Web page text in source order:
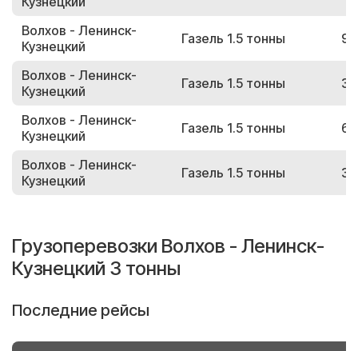
Волхов - Ленинск-
Кузнецкий
Газель 1.5 тонны
Волхов - Ленинск-
Кузнецкий
Газель 1.5 тонны
Волхов - Ленинск-
Кузнецкий
Газель 1.5 тонны
Волхов - Ленинск-
Кузнецкий
Газель 1.5 тонны
Грузоперевозки Волхов - Ленинск-
Кузнецкий 3 тонны
Последние рейсы